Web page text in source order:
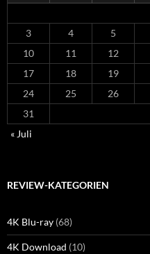
3
4 5
10
11 12
17
18 19
24
25 26
31
« Juli
REVIEW-KATEGORIEN
4K Blu-ray (68)
4K Download (10)